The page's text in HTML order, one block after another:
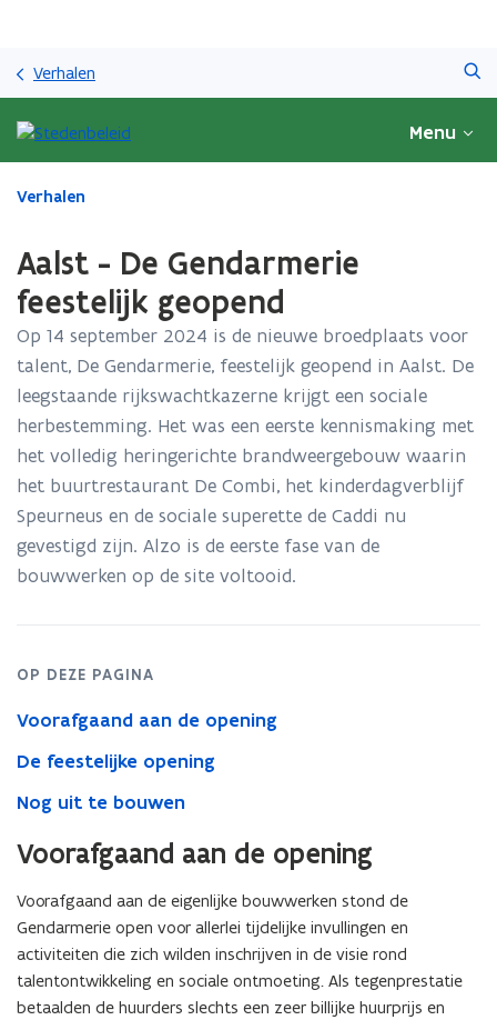
gaan
Verhalen
Menu
Gedaan
bevindt
zich
op:
Aalst
De
Gendarmerie
feestelijk
geopend
Verhalen
Aalst - De Gendarmerie
feestelijk geopend
Op 14 september 2024 is de nieuwe broedplaats voor
talent, De Gendarmerie, feestelijk geopend in Aalst. De
leegstaande rijkswachtkazerne krijgt een sociale
herbestemming. Het was een eerste kennismaking met
het volledig heringerichte brandweergebouw waarin
het buurtrestaurant De Combi, het kinderdagverblijf
Speurneus en de sociale superette de Caddi nu
gevestigd zijn. Alzo is de eerste fase van de
bouwwerken op de site voltooid.
OP DEZE PAGINA
Voorafgaand aan de opening
De feestelijke opening
Nog uit te bouwen
Voorafgaand aan de opening
Voorafgaand aan de eigenlijke bouwwerken stond de
Gendarmerie open voor allerlei tijdelijke invullingen en
activiteiten die zich wilden inschrijven in de visie rond
talentontwikkeling en sociale ontmoeting. Als tegenprestatie
betaalden de huurders slechts een zeer billijke huurprijs en